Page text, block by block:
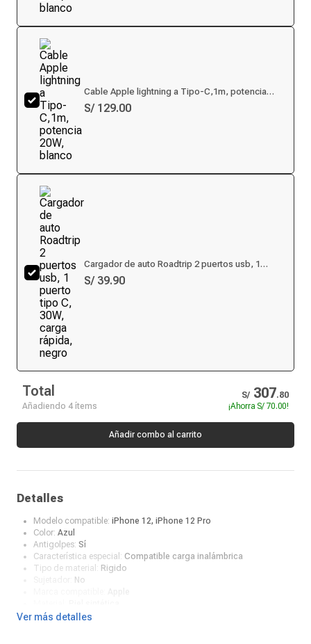
Cable Apple lightning a Tipo-C,1m, potencia
20W, blanco
S/ 129.00
Cargador de auto Roadtrip 2 puertos usb, 1
puerto tipo C, 30W, carga rápida, negro
S/ 39.90
Total S/ 307.80
Añadiendo 4 ítems
¡AhorraS/ 70.00!
Añadir combo al carrito
Detalles
Modelo compatible: iPhone 12, iPhone 12 Pro
Color: Azul
Antigolpes: Sí
Característica especial: Compatible carga inalámbrica
Tipo de material: Rigido
No
¿Qué incluye en la caja?:
Ver más detalles